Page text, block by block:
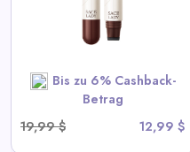
Bis zu 6% Cashback-
Betrag
19,99 $
12,99 $
View All Sace Lady Deals